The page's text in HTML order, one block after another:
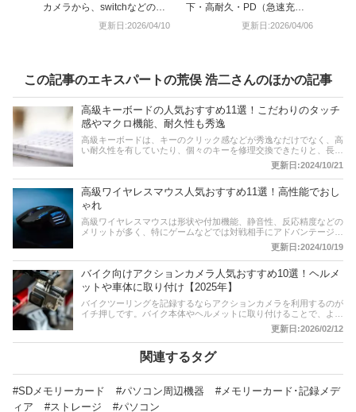
カメラから、switchなどのゲ
ーム用途まで更新日:2026/04/10
下・高耐久・PD（急速充
更新日:2026/04/06
この記事のエキスパートの荒俣 浩二さんのほかの記事
高級キーボードの人気おすすめ11選！こだわりのタッチ
感やマクロ機能、耐久性も秀逸
高級キーボードは、キーのクリック感などが秀逸なだけでなく、高
い耐久性を有していたり、個々のキーを修理交換できたりと、長く
使い続けるための性能を装備したものが多いのが魅力です。ここで
は、そんな高級キーボードのおすすめ商品を紹介しましょう。人気
のロジクールやコルセアなどをピックアップ。ビジネスでの業務や
ゲームの操作をワンランク上にしてくれること間違いなし！また後
半には、比較一覧表や通販サイトの最新人気ランキングも用意しま
したので、売れ筋や口コミとあわせてチェックしましょう。
更新日:2024/10/21
高級ワイヤレスマウス人気おすすめ11選！高性能でおし
ゃれ
高級ワイヤレスマウスは形状や付加機能、静音性、反応精度などの
メリットが多く、特にゲームなどでは対戦相手にアドバンテージを
付けられるといった魅力があります。また、ビジネス現場でも効率
的なデスクワークに直結するアイテムです。そこでここでは、値段
は高いが機能性抜群な高級ワイヤレスマウスのおすすめ商品を紹介
します。1万円以上のモデルを基準にピックアップ(*)。後半には、
比較一覧表や通販サイトの最新人気ランキングもあるので、売れ筋
や口コミとあわせてチェックしてみてください。*価格は変動しま
す
更新日:2024/10/19
バイク向けアクションカメラ人気おすすめ10選！ヘルメ
ットや車体に取り付け【2025年】
バイクツーリングを記録するならアクションカメラを利用するのが
イチ押しです。バイク本体やヘルメットに取り付けることで、より
鮮明できれいな風景や走行シーンを撮影することができます。どん
な商品があるのか、取り付けやすいものは？ など、商品選びに迷
ってしまう人も多いのではないでしょうか。この記事では、バイク
向けアクションカメラのおすすめ商品をご紹介。ヘルメットや車体
に取り付けて記録できるものをピックアップしていますので、用途
に合ったアクションカムを選んでみてくださいね。記事後半には、
比較一覧表、通販サイトの売れ筋人気ランキングもあるので、口コ
ミや評判もチェックしてみてください。
更新日:2026/02/12
関連するタグ
#SDメモリーカード #パソコン周辺機器
#メモリーカード･記録メデ
ィア
#ストレージ #パソコン